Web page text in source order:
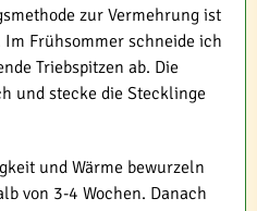
zur Vermehrung ist
Frühsommer schneide ich
Triebspitzen ab. Die
und stecke die Stecklinge
und Wärme bewurzeln
von 3-4 Wochen. Danach